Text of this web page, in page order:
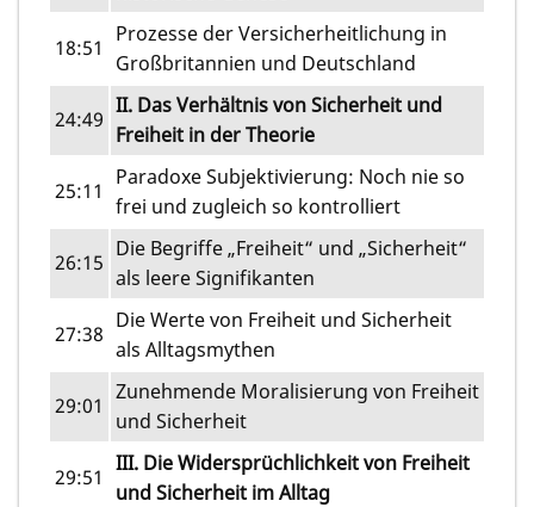
18:51
Prozesse der Versicherheitlichung in
Großbritannien und Deutschland
24:49
II. Das Verhältnis von Sicherheit und
Freiheit in der Theorie
25:11
Paradoxe Subjektivierung: Noch nie so
frei und zugleich so kontrolliert
26:15
Die Begriffe „Freiheit“ und „Sicherheit“
als leere Signifikanten
27:38
Die Werte von Freiheit und Sicherheit
als Alltagsmythen
29:01
Zunehmende Moralisierung von Freiheit
und Sicherheit
29:51
III. Die Widersprüchlichkeit von Freiheit
und Sicherheit im Alltag